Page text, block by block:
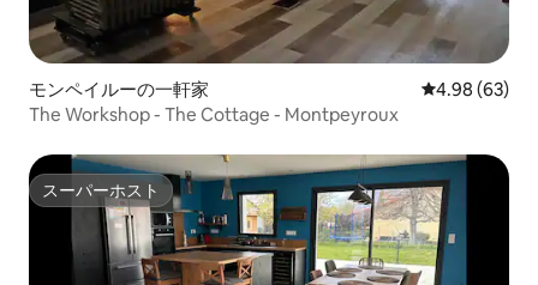
モンペイルーの一軒家 レビュー63
4.98 (63)
The Workshop - The Cottage - Montpeyroux
スーパーホスト
スーパーホスト